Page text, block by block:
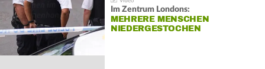
Im Zentrum Londons:
MEHRERE MENSCHEN
NIEDERGESTOCHEN